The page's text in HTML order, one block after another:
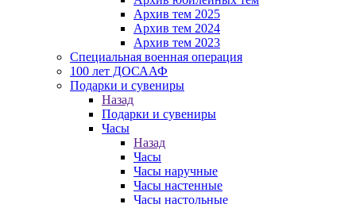
Архив тем 2025
Архив тем 2024
Архив тем 2023
Специальная военная операция
100 лет ДОСААФ
Подарки и сувениры
Назад
Подарки и сувениры
Часы
Назад
Часы
Часы наручные
Часы настенные
Часы настольные